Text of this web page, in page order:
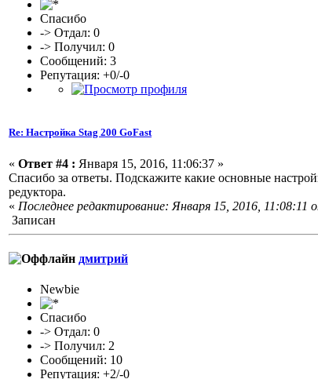
Спасибо
-> Отдал: 0
-> Получил: 0
Сообщений: 3
Репутация: +0/-0
Re: Настройка Stag 200 GoFast
« Ответ #4 : Января 15, 2016, 11:06:37 »
Спасибо за ответы. Подскажите какие основные
редуктора.
« Последнее редактирование: Января 15, 2016, 11:08:11
Записан
дмитрий
Newbie
Спасибо
-> Отдал: 0
-> Получил: 2
Сообщений: 10
Репутация: +2/-0